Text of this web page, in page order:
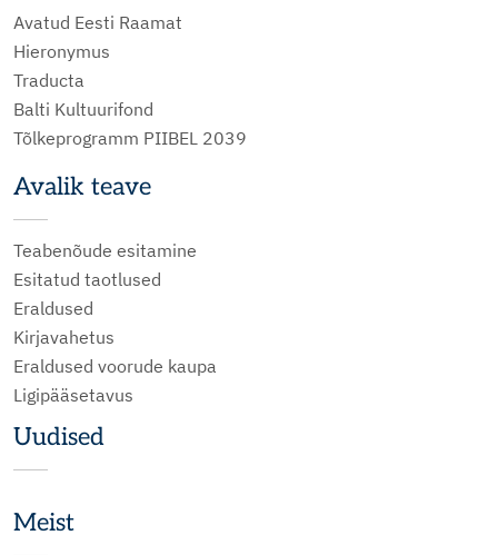
Avatud Eesti Raamat
Hieronymus
Traducta
Balti Kultuurifond
Tõlkeprogramm PIIBEL 2039
Avalik teave
Teabenõude esitamine
Esitatud taotlused
Eraldused
Kirjavahetus
Eraldused voorude kaupa
Ligipääsetavus
Uudised
Meist